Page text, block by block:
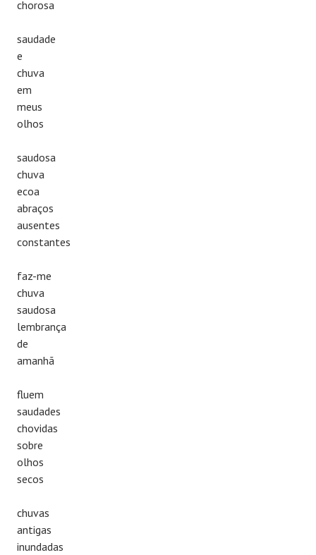
chorosa
saudade
e
chuva
em
meus
olhos
saudosa
chuva
ecoa
abraços
ausentes
constantes
faz-me
chuva
saudosa
lembrança
de
amanhã
fluem
saudades
chovidas
sobre
olhos
secos
chuvas
antigas
inundadas